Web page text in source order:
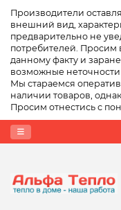
Производители
внешний вид,
предварительно не
потребителей. Просим
данному факту и
возможные
Мы стараемся
наличии товаров,
Просим отнестись с